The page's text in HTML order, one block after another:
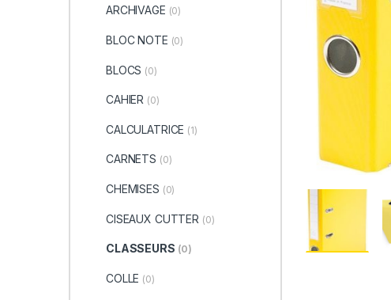
ARCHIVAGE (0)
BLOC NOTE (0)
BLOCS (0)
CAHIER (0)
CALCULATRICE (1)
CARNETS (0)
CHEMISES (0)
CISEAUX CUTTER (0)
CLASSEURS (0)
COLLE (0)